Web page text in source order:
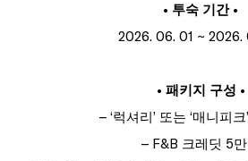
• 투숙 기간 •
2026. 06. 01 ~ 2026.
• 패키지 구성 •
– ‘럭셔리’ 또는 ‘매니피
– F&B 크레딧 5